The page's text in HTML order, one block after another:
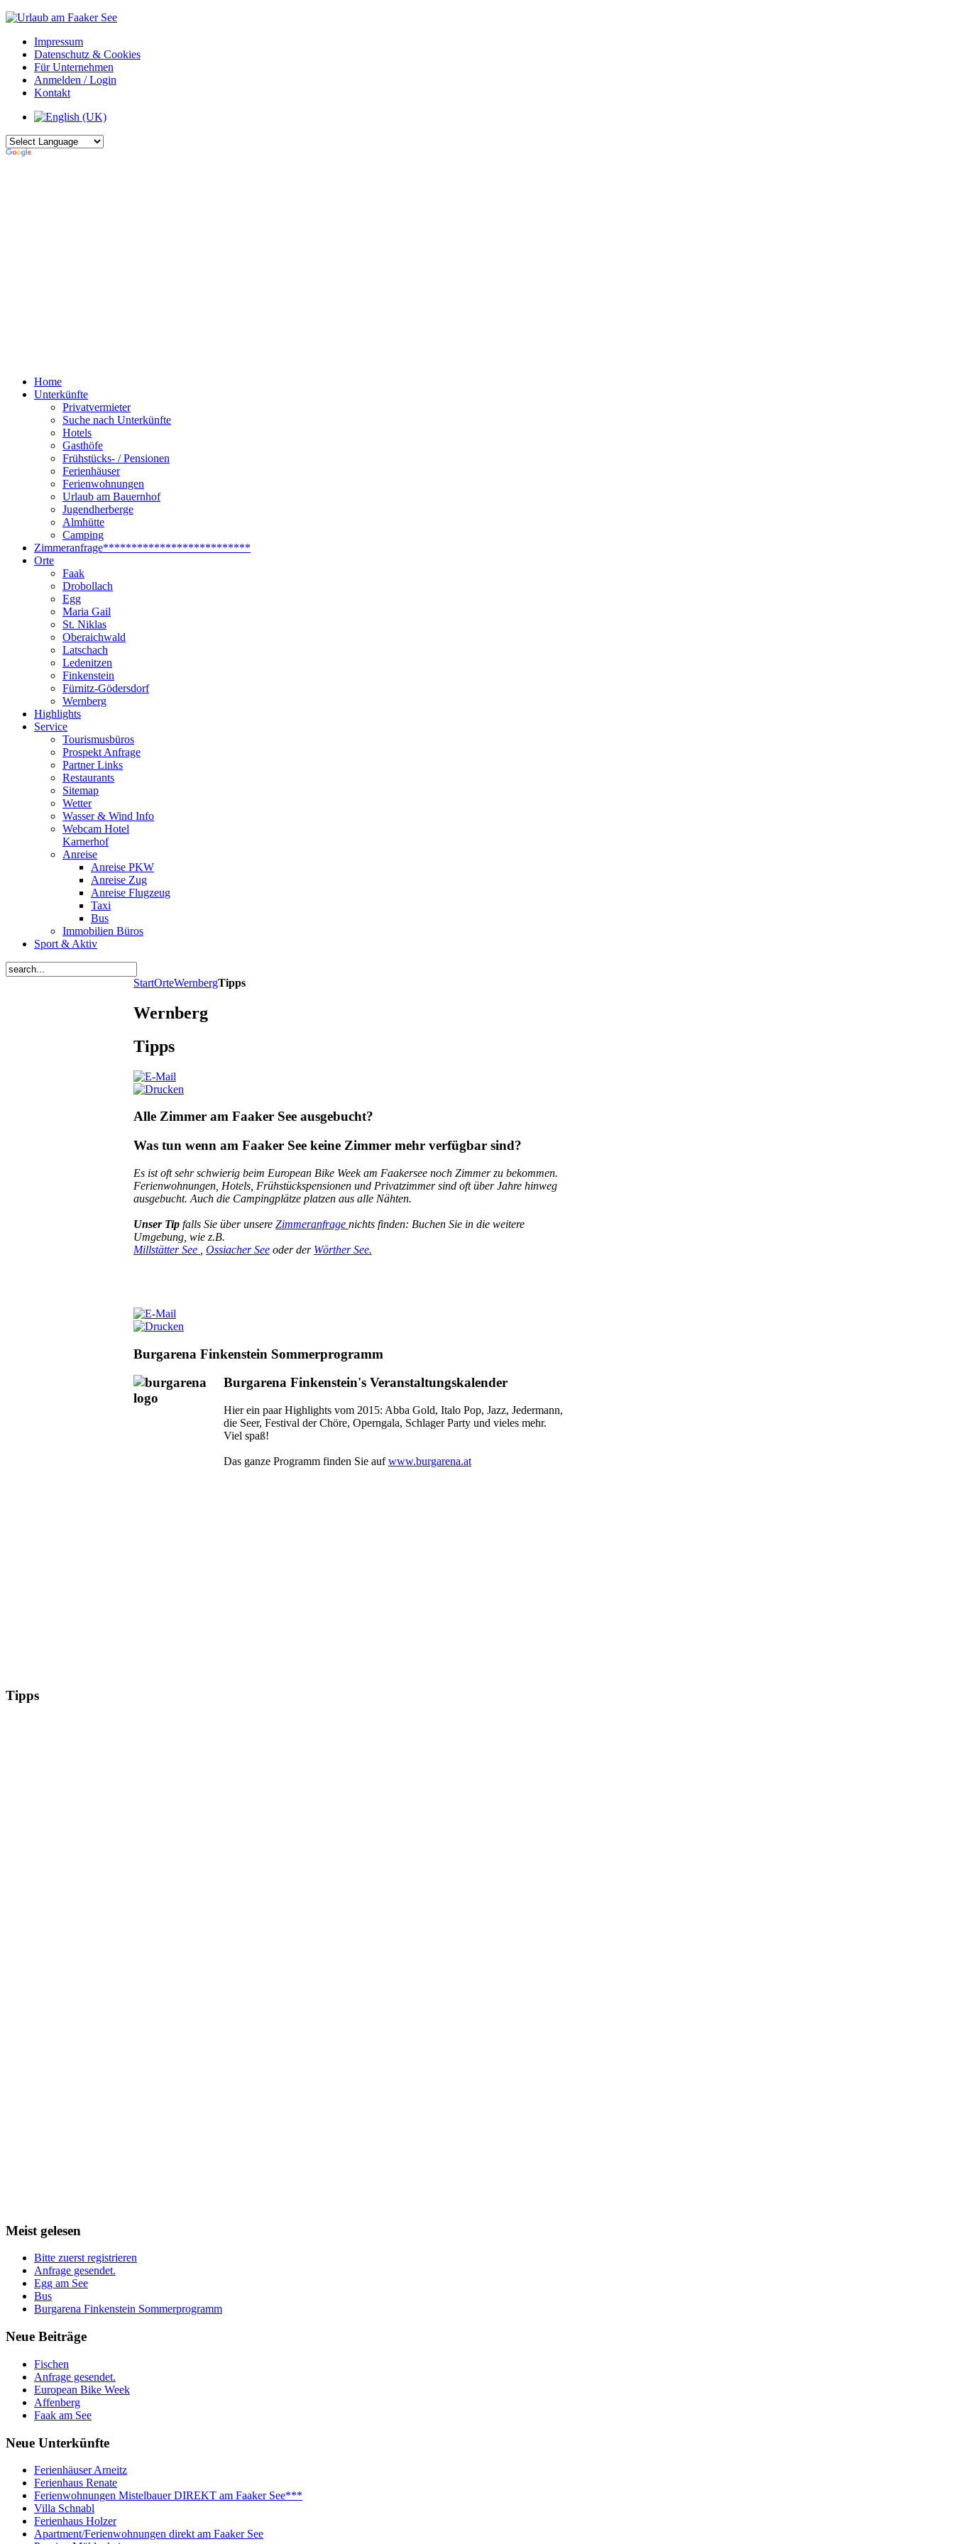
Impressum
Datenschutz & Cookies
Für Unternehmen
Anmelden / Login
Kontakt
Home
Unterkünfte
Privatvermieter
Suche nach Unterkünfte
Hotels
Gasthöfe
Frühstücks- / Pensionen
Ferienhäuser
Ferienwohnungen
Urlaub am Bauernhof
Jugendherberge
Almhütte
Camping
Zimmeranfrage**************************
Orte
Faak
Drobollach
Egg
Maria Gail
St. Niklas
Oberaichwald
Latschach
Ledenitzen
Finkenstein
Fürnitz-Gödersdorf
Wernberg
Highlights
Service
Tourismusbüros
Prospekt Anfrage
Partner Links
Restaurants
Sitemap
Wetter
Wasser & Wind Info
Webcam Hotel
Karnerhof
Anreise
Anreise PKW
Anreise Zug
Anreise Flugzeug
Taxi
Bus
Immobilien Büros
Sport & Aktiv
StartOrteWernbergTipps
Wernberg
Tipps
Alle Zimmer am Faaker See ausgebucht?
Was tun wenn am Faaker See keine Zimmer mehr verfügbar sind?
Es ist oft sehr schwierig beim European Bike Week am Faakersee noch Zimmer zu bekommen.
Ferienwohnungen, Hotels, Frühstückspensionen und Privatzimmer sind oft über Jahre hinweg
ausgebucht. Auch die Campingplätze platzen aus alle Nähten.
Unser Tip falls Sie über unsere Zimmeranfrage nichts finden: Buchen Sie in die weitere
Umgebung, wie z.B.
Millstätter See
Ossiacher See oder der Wörther See.
Burgarena Finkenstein Sommerprogramm
Burgarena Finkenstein's Veranstaltungskalender
Hier ein paar Highlights vom 2015: Abba Gold, Italo Pop, Jazz, Jedermann,
die Seer, Festival der Chöre, Operngala, Schlager Party und vieles mehr.
Viel spaß!
Das ganze Programm finden Sie aufwww.burgarena.at
5.Aug.15
ABBA
GOLD
Tipps
Meist gelesen
Bitte zuerst registrieren
Anfrage gesendet.
Egg am See
Bus
Burgarena Finkenstein Sommerprogramm
Neue Beiträge
Fischen
Anfrage gesendet.
European Bike Week
Affenberg
Faak am See
Neue Unterkünfte
Ferienhäuser Arneitz
Ferienhaus Renate
Ferienwohnungen Mistelbauer DIREKT am Faaker See***
Villa Schnabl
Ferienhaus Holzer
Apartment/Ferienwohnungen direkt am Faaker See